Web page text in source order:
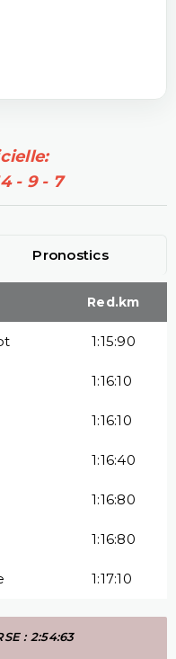
- 9 - 7
Pronostics
Red.km
1:15:90
1:16:10
1:16:10
1:16:40
1:16:80
1:16:80
1:17:10
: 2:54:63